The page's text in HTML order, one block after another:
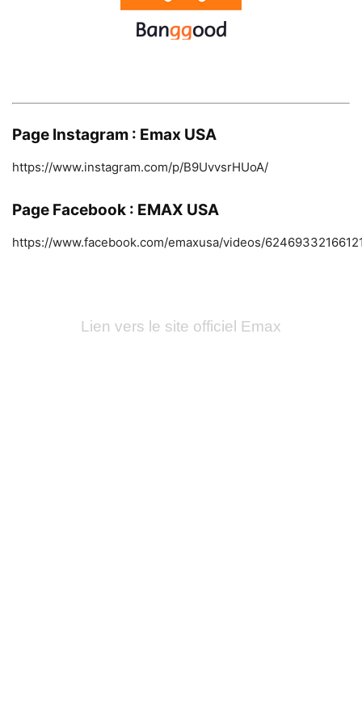
Page Instagram : Emax USA
https://www.instagram.com/p/B9UvvsrHUoA/
Page Facebook : EMAX USA
https://www.facebook.com/emaxusa/videos/
Lien vers le site officiel Emax